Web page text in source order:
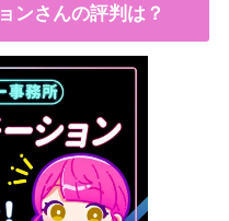
ンさんの評判は？